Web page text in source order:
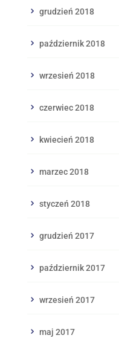
grudzień 2018
październik 2018
wrzesień 2018
czerwiec 2018
kwiecień 2018
marzec 2018
styczeń 2018
grudzień 2017
październik 2017
wrzesień 2017
maj 2017